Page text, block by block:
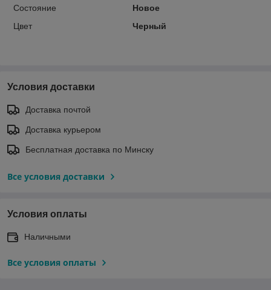
Состояние
Новое
Цвет
Черный
Условия доставки
Доставка почтой
Доставка курьером
Бесплатная доставка по Минску
Все условия доставки
Условия оплаты
Наличными
Все условия оплаты